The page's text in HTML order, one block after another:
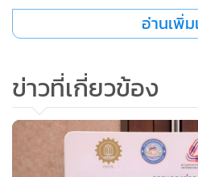
ความมั่นคงด้วย
"วันนี้โลกพัฒนาไปไกลถึงยุค 5G แ
ถึง 6G ปัจจุบันมีการพัฒนาเทคโนโ
ในประเทศไทยของเรานั้น ระบบโ
โทรคมนาคมยังไม่สามารถกระจา
นี้รัฐบาลรวมถึง กสทช. ต้องเร่งพัฒ
อ่านเพิ่
ข่าวที่เกี่ยวข้อง